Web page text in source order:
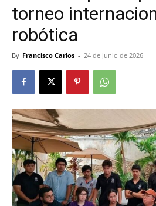
torneo
robótica
By Francisco Carlos - 24 de junio de 2026